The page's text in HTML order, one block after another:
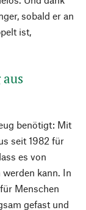
sobald er an
ist,
benötigt: Mit
seit 1982 für
es von
kann. In
Menschen
gefast und